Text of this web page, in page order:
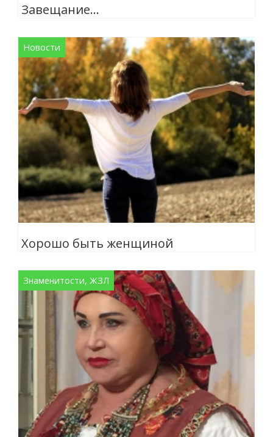
Завещание…
Новости
Хорошо быть женщиной
Знаменитости, ЖЗЛ